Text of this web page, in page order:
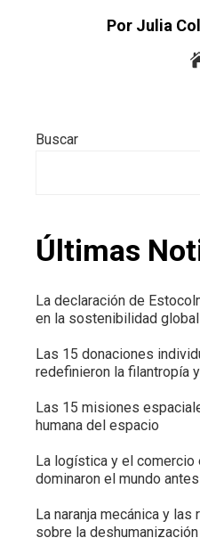
Por Julia
Buscar
Últimas
La declaración de
en la sostenibilidad global
Las 15 donaciones
redefinieron la filantropía
Las 15 misiones
humana del espacio
La logística y el
dominaron el mundo
La naranja mecánica y
sobre la deshumanización